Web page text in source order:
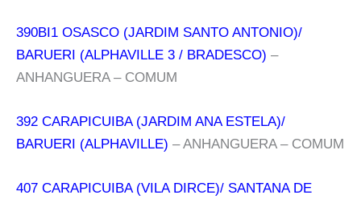
390BI1 OSASCO (JARDIM SANTO ANTONIO)/
BARUERI (ALPHAVILLE 3 / BRADESCO) –
ANHANGUERA – COMUM
392 CARAPICUIBA (JARDIM ANA ESTELA)/
BARUERI (ALPHAVILLE) – ANHANGUERA – COMUM
407 CARAPICUIBA (VILA DIRCE)/ SANTANA DE